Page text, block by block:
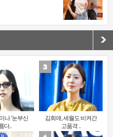
나 ‘눈부신
다..
김희애, 세월도 비켜간
고품격 ..